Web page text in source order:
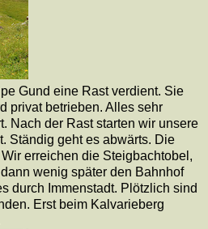
Gund eine Rast verdient. Sie
privat betrieben. Alles sehr
Nach der Rast starten wir unsere
Ständig geht es abwärts. Die
erreichen die Steigbachtobel,
wenig später den Bahnhof
durch Immenstadt. Plötzlich sind
Erst beim Kalvarieberg